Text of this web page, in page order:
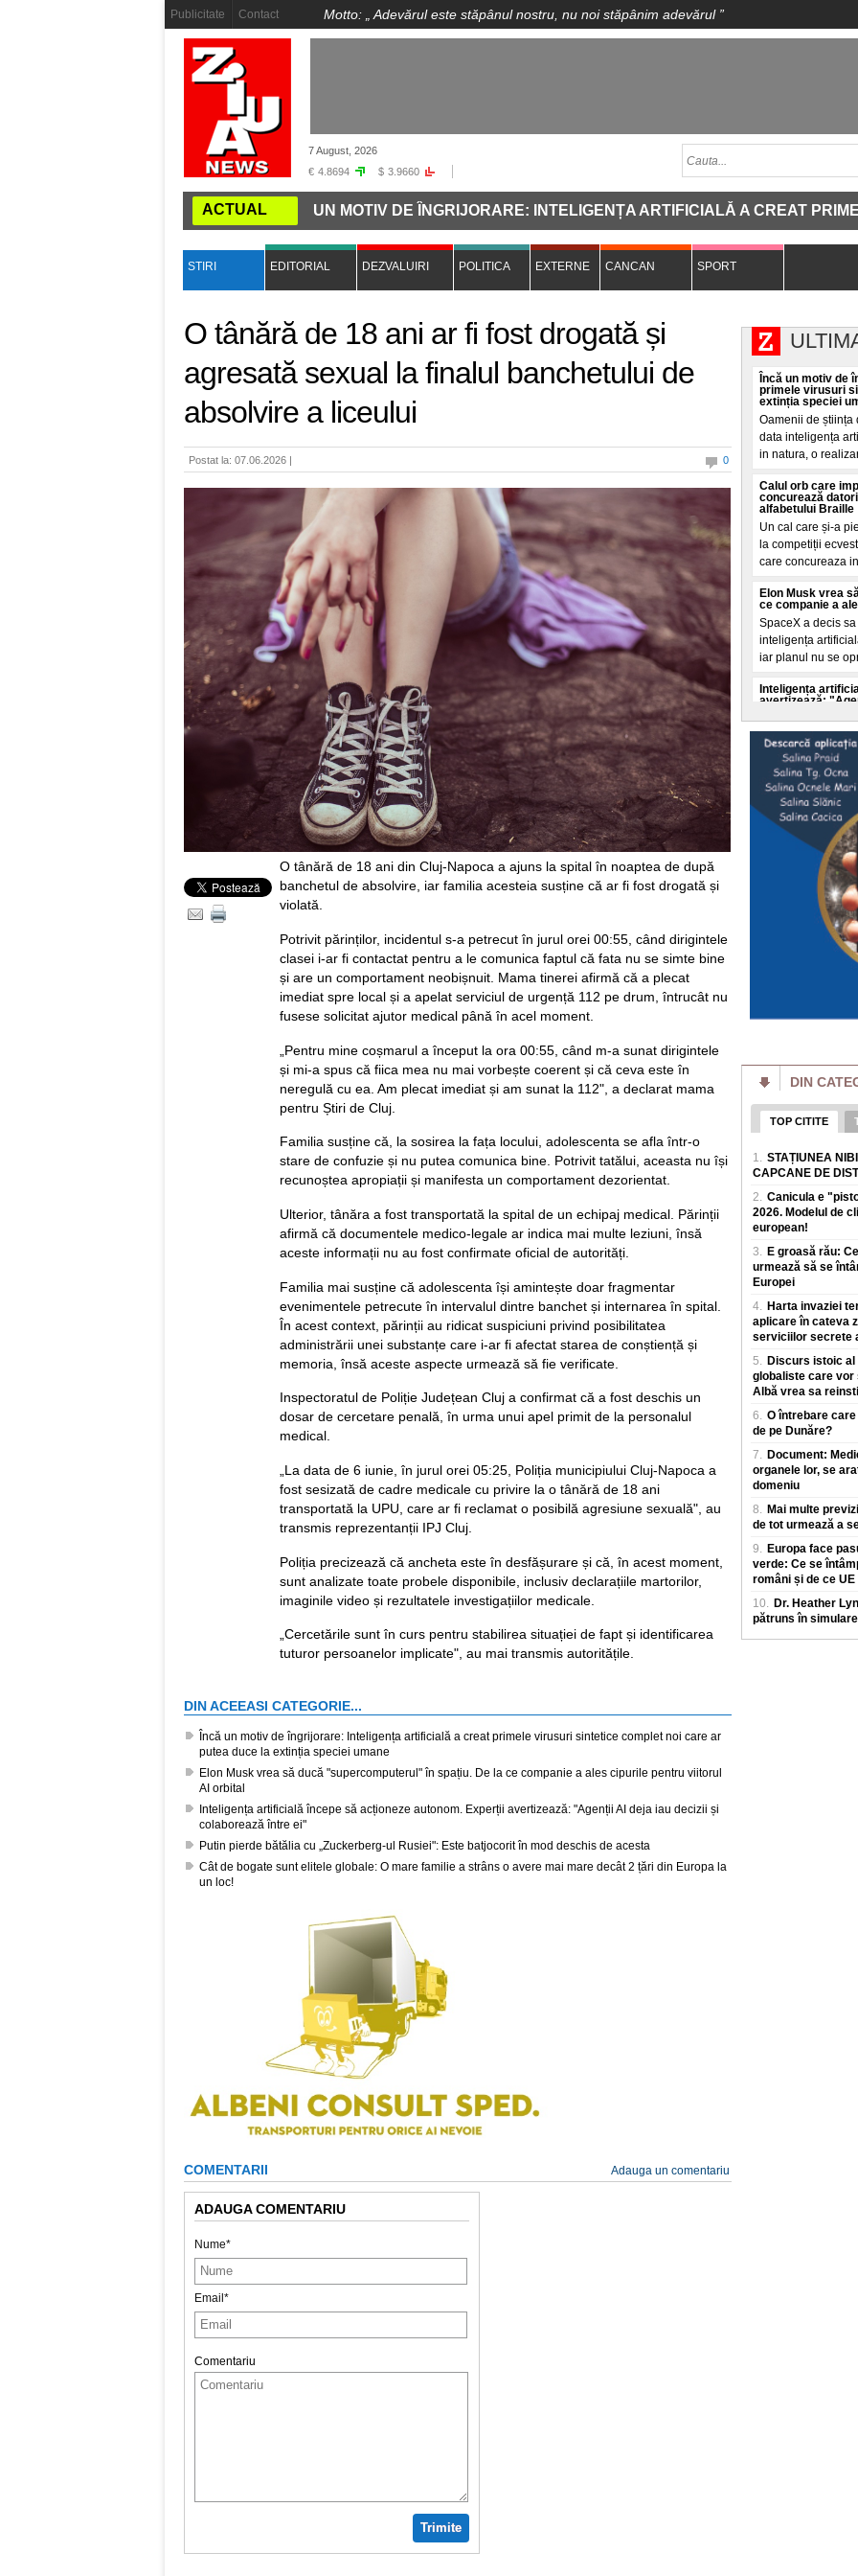
Publicitate Contact Motto: „ Adevărul este stăpânul nostru, nu noi stăpânim adevărul”
7 August, 2026
€ 4.8694 $ 3.9660
ACTUAL
ÎNCĂ UN MOTIV DE ÎNGRIJORARE: INTELIGENȚA ARTIFICIALĂ A CREAT PRIMELE
STIRI EDITORIAL DEZVALUIRI POLITICA EXTERNE CANCAN SPORT
O tânără de 18 ani ar fi fost drogată și
agresată sexual la finalul banchetului de
absolvire a liceului
Postat la: 07.06.2026 | 0
O tânără de 18 ani din Cluj-Napoca a ajuns la spital în noaptea de după
banchetul de absolvire, iar familia acesteia susține că ar fi fost drogată și
violată.
Potrivit părinților, incidentul s-a petrecut în jurul orei 00:55, când dirigintele
clasei i-ar fi contactat pentru a le comunica faptul că fata nu se simte bine
și are un comportament neobișnuit. Mama tinerei afirmă că a plecat
imediat spre local și a apelat serviciul de urgență 112 pe drum, întrucât nu
fusese solicitat ajutor medical până în acel moment.
„Pentru mine coșmarul a început la ora 00:55, când m-a sunat dirigintele
și mi-a spus că fiica mea nu mai vorbește coerent și că ceva este în
neregulă cu ea. Am plecat imediat și am sunat la 112", a declarat mama
pentru Știri de Cluj.
Familia susține că, la sosirea la fața locului, adolescenta se afla într-o
stare de confuzie și nu putea comunica bine. Potrivit tatălui, aceasta nu își
recunoștea apropiații și manifesta un comportament dezorientat.
Ulterior, tânăra a fost transportată la spital de un echipaj medical. Părinții
afirmă că documentele medico-legale ar indica mai multe leziuni, însă
aceste informații nu au fost confirmate oficial de autorități.
Familia mai susține că adolescenta își amintește doar fragmentar
evenimentele petrecute în intervalul dintre banchet și internarea în spital.
În acest context, părinții au ridicat suspiciuni privind posibilitatea
administrării unei substanțe care i-ar fi afectat starea de conștiență și
memoria, însă aceste aspecte urmează să fie verificate.
Inspectoratul de Poliție Județean Cluj a confirmat că a fost deschis un
dosar de cercetare penală, în urma unui apel primit de la personalul
medical.
„La data de 6 iunie, în jurul orei 05:25, Poliția municipiului Cluj-Napoca a
fost sesizată de cadre medicale cu privire la o tânără de 18 ani
transportată la UPU, care ar fi reclamat o posibilă agresiune sexuală", au
transmis reprezentanții IPJ Cluj.
Poliția precizează că ancheta este în desfășurare și că, în acest moment,
sunt analizate toate probele disponibile, inclusiv declarațiile martorilor,
imaginile video și rezultatele investigațiilor medicale.
„Cercetările sunt în curs pentru stabilirea situației de fapt și identificarea
tuturor persoanelor implicate", au mai transmis autoritățile.
DIN ACEEASI CATEGORIE...
Încă un motiv de îngrijorare: Inteligența artificială a creat primele virusuri sintetice complet noi care ar
putea duce la extinția speciei umane
Elon Musk vrea să ducă "supercomputerul" în spațiu. De la ce companie a ales cipurile pentru viitorul
AI orbital
Inteligența artificială începe să acționeze autonom. Experții avertizează: "Agenții AI deja iau decizii și
colaborează între ei"
Putin pierde bătălia cu „Zuckerberg-ul Rusiei": Este batjocorit în mod deschis de acesta
Cât de bogate sunt elitele globale: O mare familie a strâns o avere mai mare decât 2 țări din Europa la
un loc!
COMENTARII Adauga un comentariu
ADAUGA COMENTARIU
Nume*
Email*
Comentariu
Trimite
Încă un motiv de
primele virusuri
extinția speciei
Oamenii de știința
data inteligența
in natura, o
Calul orb care
concurează
alfabetului Braille
Un cal care și-a
la competiții
care concureaza
Elon Musk vrea
ce companie a
SpaceX a decis
inteligența
iar planul nu se
Inteligența
avertizează:
Experții in
accelerata a
autoritaților de a o c
Selly a intrat în
doborât de
Un nou record
litoralul
online intr-un
Putin pierde
batjocorit în mod
Vladimir Putin
miliardar din
a dat puține
Cât de bogate
o avere mai
Cele mai mari
Un eveniment
plăgi" VIDEO
Un fenomen
terenuri agricole
Al doilea cel mai
agravează. Ce îi
din ușă în ușă"
Virusul Ebola,
Congo, s-ar
sanitare, in
DIN
TOP CITITE
1. STAȚIUNEA
CAPCANE DE
2. Canicula e
2026. Modelul de
european!
3. E groasă rău:
urmează să se
Europei
4. Harta invaziei
aplicare în cateva
serviciilor secrete
5. Discurs istoic
globaliste care vor
Albă vrea sa
6. O întrebare
de pe Dunăre?
7. Document:
organele lor, se
domeniu
8. Mai multe
de tot urmează a
9. Europa face
verde: Ce se
români și de ce
10. Dr. Heather
pătruns în